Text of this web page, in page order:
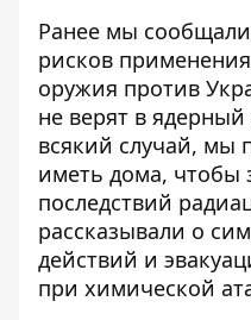
Ранее мы
рисков
оружия против
не верят в
всякий случай, мы
иметь дома, чтобы
последствий
рассказывали о
действий и
при химической